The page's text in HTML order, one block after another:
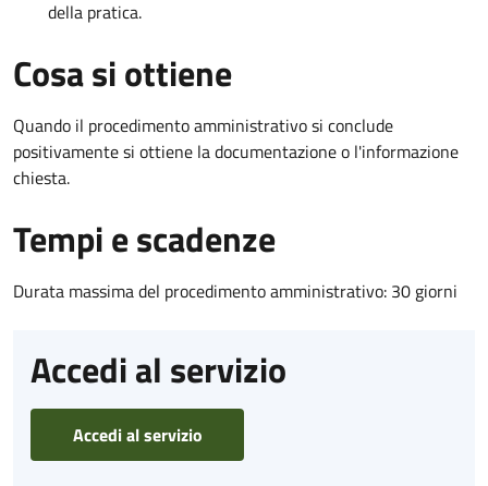
della pratica.
Cosa si ottiene
Quando il procedimento amministrativo si conclude
positivamente si ottiene la documentazione o l'informazione
chiesta.
Tempi e scadenze
Durata massima del procedimento amministrativo: 30 giorni
Accedi al servizio
Accedi al servizio